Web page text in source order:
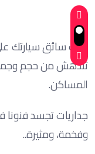
وإنت سائق سيارتك
تندهش من حجم
المساكن.
جداريات تجسد فنونا
وفخمة، ومثيرة..